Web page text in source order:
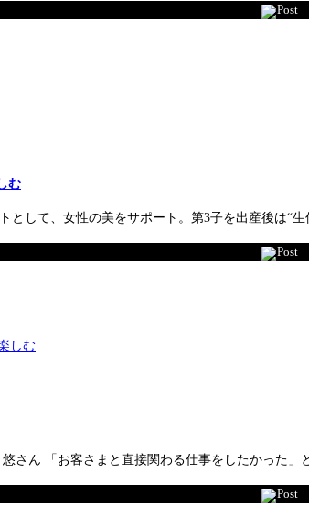
Post
む
として、女性の美をサポート。第3子を出産後は“
Post
さん 「お客さまと直接関わる仕事をしたかった
Post